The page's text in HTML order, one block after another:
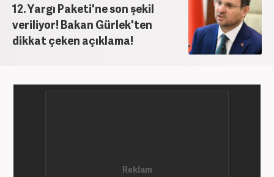
12. Yargı Paketi'ne son şekil
veriliyor! Bakan Gürlek'ten
dikkat çeken açıklama!